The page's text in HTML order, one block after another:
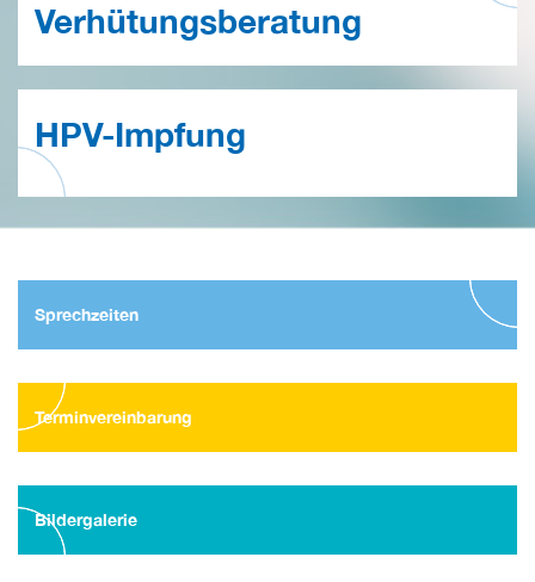
Verhütungsberatung
HPV-Impfung
Sprechzeiten
Terminvereinbarung
Bildergalerie